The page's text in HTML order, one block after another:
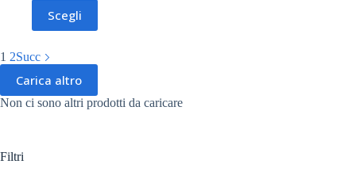
prezzo
originale
era:
prezzo
attuale
è:
Scegli
Questo
prodotto
ha
varianti.
Le
possono
1 2Succ
Carica altro
Non ci sono altri prodotti da caricare
Filtri